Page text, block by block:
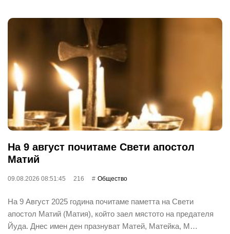
На 9 август почитаме Свети апостол
Матий
09.08.2026 08:51:45 216 Общество
На 9 Август 2025 година почитаме паметта на Свети
апостол Матий (Матия), който заел мястото на предателя
Йуда. Днес имен ден празнуват Матей, Матейка, М…